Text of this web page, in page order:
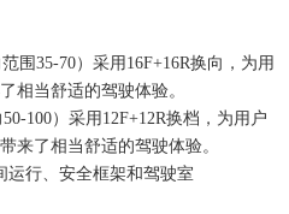
围35-70）采用16F+16R换向，为用
相当舒适的驾驶体验。
100）采用12F+12R换档，为用户
来了相当舒适的驾驶体验。
运行、安全框架和驾驶室